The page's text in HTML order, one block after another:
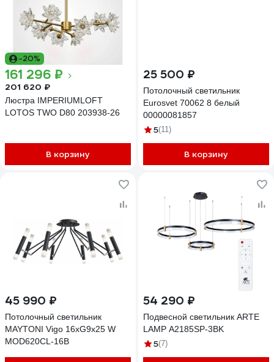
-20%
161 296 ₽
201 620 ₽
Люстра IMPERIUMLOFT
LOTOS TWO D80 203938-26
В корзину
25 500 ₽
Потолочный светильник
Eurosvet 70062 8 белый
00000081857
5(11)
В корзину
45 990 ₽
Потолочный светильник
MAYTONI Vigo 16хG9x25 W
MOD620CL-16B
54 290 ₽
Подвесной светильник ARTE
LAMP A2185SP-3BK
5(7)